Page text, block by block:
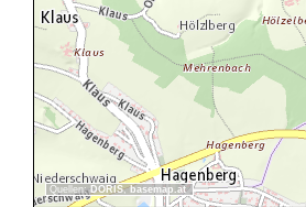
Quellen: DORIS,basemap.at